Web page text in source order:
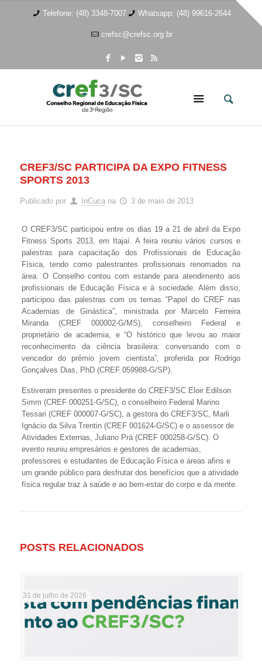
Telefone: (48) 3348-7007 Whatsapp: (48) 99616-2644
crefsc@crefsc.org.br
CREF3/SC PARTICIPA DA EXPO FITNESS
SPORTS 2013
Publicado por InCuca na 3 de maio de 2013
O CREF3/SC participou entre os dias 19 a 21 de abril da Expo
Fitness Sports 2013, em Itajaí. A feira reuniu vários cursos e
palestras para capacitação dos Profissionais de Educação
Física, tendo como palestrantes profissionais renomados na
área. O Conselho contou com estande para atendimento aos
profissionais de Educação Física e à sociedade. Além disso,
participou das palestras com os temas “Papel do CREF nas
Academias de Ginástica”, ministrada por Marcelo Ferreira
Miranda (CREF 000002-G/MS), conselheiro Federal e
proprietário de academia, e “O histórico que levou ao maior
reconhecimento da ciência brasileira: conversando com o
vencedor do prêmio jovem cientista”, proferida por Rodrigo
Gonçalves Dias, PhD (CREF 059988-G/SP).
Estiveram presentes o presidente do CREF3/SC Eloir Edilson
Simm (CREF 000251-G/SC), o conselheiro Federal Marino
Tessari (CREF 000007-G/SC), a gestora do CREF3/SC, Marli
Ignácio da Silva Trentin (CREF 001624-G/SC) e o assessor de
Atividades Externas, Juliano Prá (CREF 000258-G/SC). O
evento reuniu empresários e gestores de academias,
professores e estudantes de Educação Física e áreas afins e
um grande público para desfrutar dos benefícios que a atividade
física regular traz à saúde e ao bem-estar do corpo e da mente.
POSTS RELACIONADOS
31 de julho de 2026